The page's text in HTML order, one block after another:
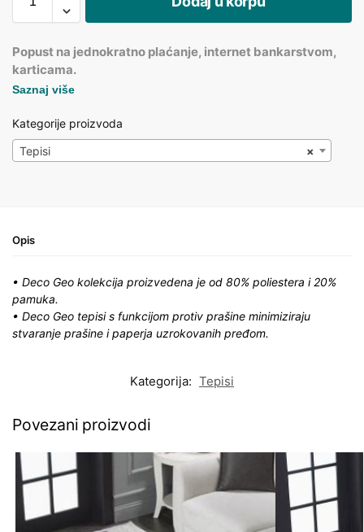
Popust na jednokratno plaćanje, internet bankarstvom,
karticama.
Saznaj više
Kategorije proizvoda
×
Tepisi
Opis
• Deco Geo kolekcija proizvedena je od 80% poliestera i 20%
pamuka.
• Deco Geo tepisi s funkcijom protiv prašine minimiziraju
stvaranje prašine i paperja uzrokovanih pređom.
Kategorija: Tepisi
Povezani proizvodi